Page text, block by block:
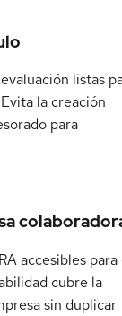
listas
la creación
para
accesibles para
cubre la
sin duplicar